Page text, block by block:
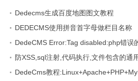
Dedecms生成百度地图图文教程
DEDECMS使用拼音首字母做栏目名称
DedeCMS Error:Tag disabled:php错误
理方法
防XSS,sql注射,代码执行,文件包含的通
DedeCms教程